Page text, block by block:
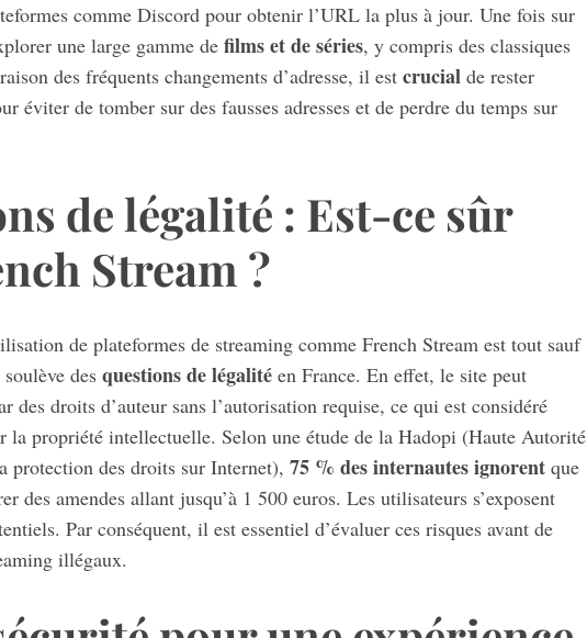
comme Discord pour obtenir l’URL la plus à jour. Une fois sur
une large gamme de films et de séries, y compris des classiques
des fréquents changements d’adresse, il est crucial de rester
éviter de tomber sur des fausses adresses et de perdre du temps sur
de légalité : Est-ce sûr
Stream ?
de plateformes de streaming comme French Stream est tout sauf
des questions de légalité en France. En effet, le site peut
des droits d’auteur sans l’autorisation requise, ce qui est considéré
propriété intellectuelle. Selon une étude de la Hadopi (Haute Autorité
des droits sur Internet), 75 % des internautes ignorent que
des amendes allant jusqu’à 1 500 euros. Les utilisateurs s’exposent
Par conséquent, il est essentiel d’évaluer ces risques avant de
illégaux.